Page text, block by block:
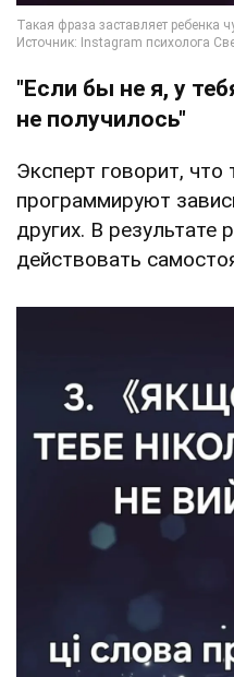
"Если бы не я, у
не получилось"
Эксперт говорит, что
программируют
других. В результате
действовать